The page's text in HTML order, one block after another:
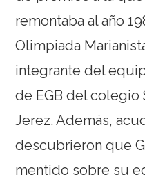
remontaba al año
Olimpiada
integrante del
de EGB del colegio
Jerez. Además,
descubrieron que
mentido sobre su